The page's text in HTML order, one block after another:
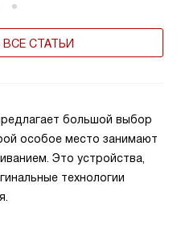
СТАТЬИ
большой выбор
особое место занимают
Это устройства,
технологии